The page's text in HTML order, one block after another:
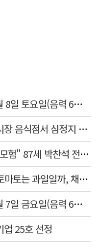
[더사주 오늘의 띠별 운세] <8월 8일 토요일(음력 6월26일)>
달서소방서 펌뷸런스 대원들, 시장 음식점서 심정지 환자 생명 살려
[털보기자의 '그사람']"一生이 모험" 87세 박찬석 전 경북대 총장
[이야기로 만나는 약선(藥膳)]토마토는 과일일까, 채소일까
[더사주 오늘의 띠별 운세] <8월 7일 금요일(음력 6월25일)>
업 25호 선정